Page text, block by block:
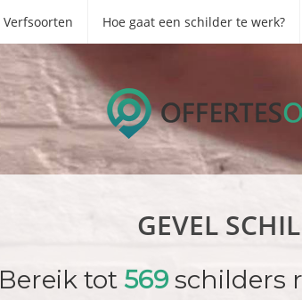
Verfsoorten Hoe gaat een schilder te werk?
GEVEL
Bereik tot 569schilders